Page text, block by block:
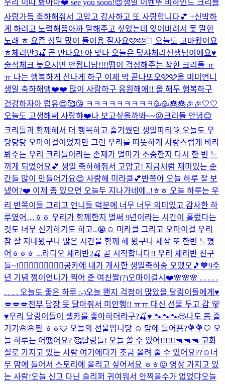
우리 이따 봐아아❤️ see you soon!😍생일 이벤뚜 비하인드 크리들
사랑가득 축하해줘서 고맙고 감사하고 또 사랑합니다💕 +신박하
게 하려고 노력해뜸아까 말해주고 싶었는데 잊어버려서 못 말한
노래 ㅎ 요즘 정말 많이 들어용 잘자요🩷🫶🏻 오늘도 고마웠어요
ㅎ체리반3🍒 곧 만나요! 아 맞다 오늘은 덮샤체리선생님이에요♥️
출석체크 늦으시면 안됩니당!!!!뗭이 걱정해주는 착한 크리들 ㅠ
ㅠ 나는 행복하게 신나게 하구 이제 막 끝나또오🩷🩷울 미미언니
생일 축하해앵❤️❤️ 많이 사랑하구 응원해애!! 올 해두 행복하구
건강하자아 럽유😍🥰😘 ㅋㅋㅋㅋㅋㅋㅋㅋㅋ🥳🥳🎂🎂🎉🎉🤍🤍
오늘도 고생해써 사랑햐❤️나 보고싶을까봐~~😝크리들 안녕😊
크리들과 함께해서 더 행복하고 즐거웠던 생일파티🎊 오늘도 우
당탕탕 오마이걸이었지만 그런 우리를 따뜻하게 사랑스럽게 바라
봐주는 우리 크리들이라는 존재가 얼마가 소중한지 다시 한 번 느
끼게 되었어요💕 생일 축하해줘서 고맙고! 지금처럼 재미있는 순
간들 많이 만들어가요😊 사랑해 미라클💕반쪽아 오늘 하루 잘 보
냈어?❤️ 이제 좀 있으면 오늘두 지나가네에..!ㅎㅎ 오늘 하루는 우
리 반쪽이들 그리고 언니들 덕분에 너무 너무 의미있고 감사한 하
루였어…ㅎㅎ 우리가 함께한지 벌써 9년이라는 시간이 흘렀다는
것도 너무 신기하기도 하고..😭☺️ 미라클 그리고 오마이걸 우리
참 잘 지내왔구나 많은 시간을 함께 해 왔구나 새삼 또 한번 느꼈
어ㅎㅎㅎ ...라디오 체리반2🍒 곧 시작합니다!! 우리 체리반 친구
들~!🙋🏻‍♀️🙋🏻‍♀️🙋🏻‍♀️공카에 내가 개사한 생일축하송 오땠오🎵💙9주
년 기념 쩡이언니가 찍어 준 여친짤(?)오마이걸시❤️🌸🌸🌸 . . . . .
. . . . 오늘도 좋은 하루 :-)오늘 왠지 걱정이 많았을 달링이들에게♥️
💋💋💋전부 답장 못 달아줘서 미안행!! ㅠㅠ 대신 선물 두고 감 🐻
♥️우리 달링이들이 셀카를 좋아하더라구?🍒♥️ 🐾🐾🐾😽나도 봄 즐
기기🌸🌸짠 ㅎㅎ🩵 오늘의 선물입니당 ☺️ 맘에 들어욤?💐 💐🤍 오
늘 하루는 어땠어요? 🥰달링들! 오늘 쏠 수 있어!!!!!!🔫🔫🔫 고화
질로 가지고 있는 사람 여기에다가 조금 올려 줄 수 있어요??☺️너
무 맘에 들어서 스토리에 올리고 싶어서요 ㅎㅎ😝 영상 가지고 있
는 사람!오늘 신고 다닌 슬리퍼 귀여워서 안찍을수가 없었댜오늘